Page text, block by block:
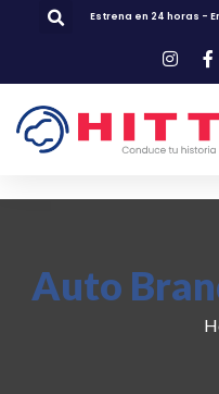
Estrena en 24 horas -
Auto